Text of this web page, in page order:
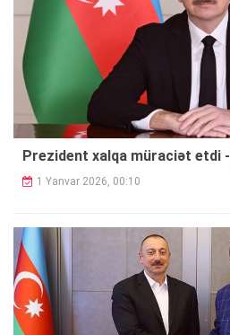
Prezident xalqa müraciət etdi -
1 Yanvar 2026, 00:10